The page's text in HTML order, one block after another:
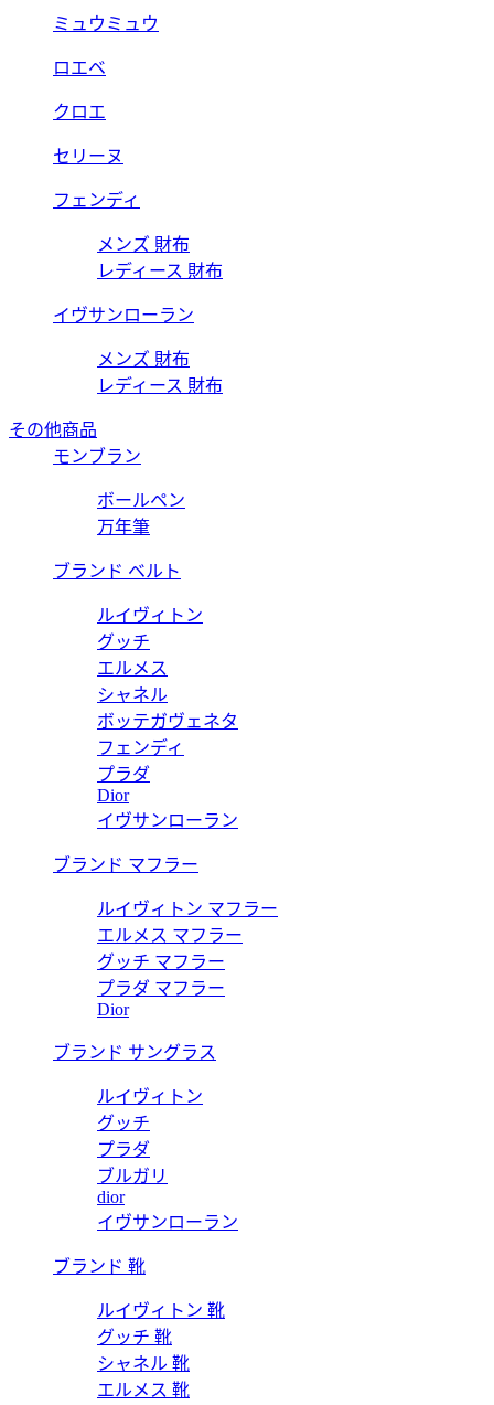
ミュウミュウ
ロエベ
クロエ
セリーヌ
フェンディ
メンズ 財布
レディース 財布
イヴサンローラン
メンズ 財布
レディース 財布
その他商品
モンブラン
ボールペン
万年筆
ブランド ベルト
ルイヴィトン
グッチ
エルメス
シャネル
ボッテガヴェネタ
フェンディ
プラダ
Dior
イヴサンローラン
ブランド マフラー
ルイヴィトン マフラー
エルメス マフラー
グッチ マフラー
プラダ マフラー
Dior
ブランド サングラス
ルイヴィトン
グッチ
プラダ
ブルガリ
dior
イヴサンローラン
ブランド 靴
ルイヴィトン 靴
グッチ 靴
シャネル 靴
エルメス 靴